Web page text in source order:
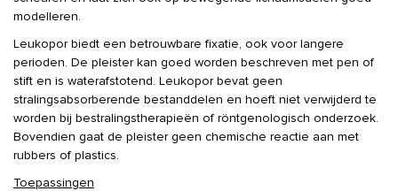
modelleren.
Leukopor biedt een betrouwbare fixatie, ook voor langere
perioden. De pleister kan goed worden beschreven met pen of
stift en is waterafstotend. Leukopor bevat geen
stralingsabsorberende bestanddelen en hoeft niet verwijderd te
worden bij bestralingstherapieën of röntgenologisch onderzoek.
Bovendien gaat de pleister geen chemische reactie aan met
rubbers of plastics.
Toepassingen